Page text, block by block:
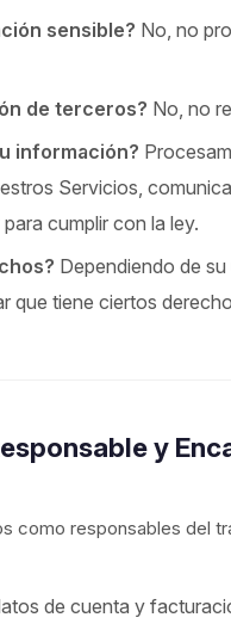
sensible? No, no
de terceros? No, no
información?
Servicios,
cumplir con la ley.
Dependiendo de
que tiene ciertos
y
como responsables del
de cuenta y